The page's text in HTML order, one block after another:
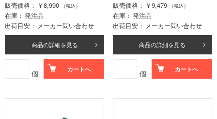
販売価格
￥8,990 （税込）
在庫
発注品
出荷目安
メーカー問い合わせ
商品の詳細を見る
個 カートへ
販売価格
￥9,479 （税込）
在庫
発注品
出荷目安
メーカー問い合わせ
商品の詳細を見る
個 カートへ